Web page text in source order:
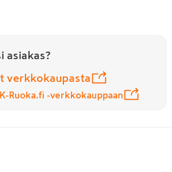
asiakas?
verkkokaupasta
Ruoka.fi -verkkokauppaan